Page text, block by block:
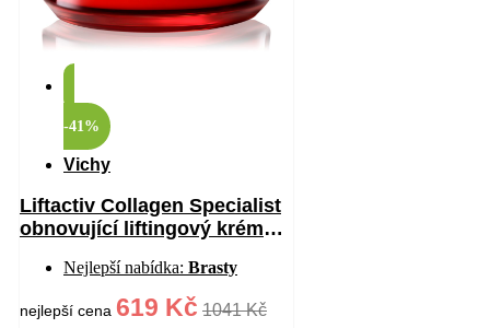
-41%
Vichy
Liftactiv Collagen Specialist
obnovující liftingový krém
Nejlepší nabídka: Brasty
nejlepší cena 619 Kč 1041 Kč